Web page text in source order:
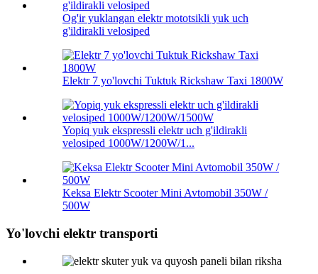
Og'ir yuklangan elektr mototsikli yuk uch
g'ildirakli velosiped
Elektr 7 yo'lovchi Tuktuk Rickshaw Taxi 1800W
Yopiq yuk ekspressli elektr uch g'ildirakli
velosiped 1000W/1200W/1...
Keksa Elektr Scooter Mini Avtomobil 350W /
500W
Yo'lovchi elektr transporti